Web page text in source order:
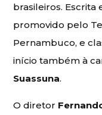
brasileiros. Escrita
promovido pelo
Pernambuco, e
início também à
Suassuna.
O diretor